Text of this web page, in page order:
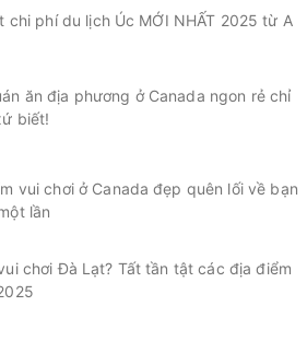
chi phí du lịch Úc MỚI NHẤT 2025 từ A
ăn địa phương ở Canada ngon rẻ chỉ
biết!
vui chơi ở Canada đẹp quên lối về bạn
lần
chơi Đà Lạt? Tất tần tật các địa điểm